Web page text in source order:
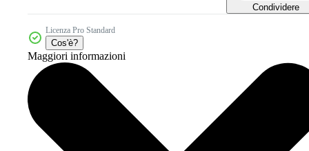
Condividere
Licenza Pro Standard
Cos'è?
Maggiori informazioni